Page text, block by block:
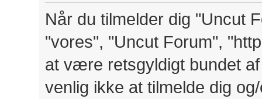
Når du tilmelder dig "Uncut
"vores", "Uncut Forum",
at være retsgyldigt bundet
venlig ikke at tilmelde dig